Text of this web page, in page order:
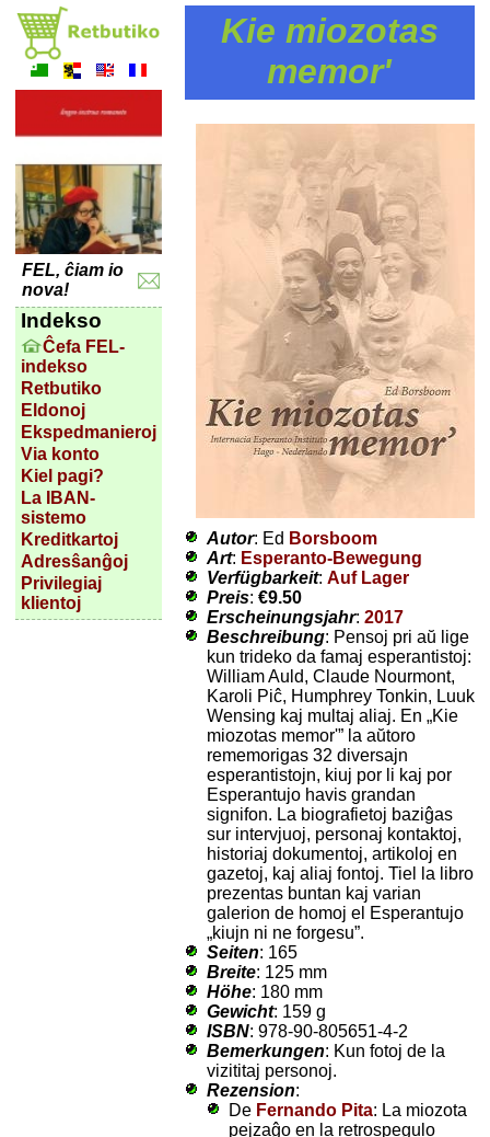
FEL, ĉiam io
nova!
Indekso
Ĉefa FEL-
indekso
Retbutiko
Eldonoj
Ekspedmanieroj
Via konto
Kiel pagi?
La IBAN-
sistemo
Kreditkartoj
Adresŝanĝoj
Privilegiaj
klientoj
Kie miozotas
memor'
Autor: Ed Borsboom
Art: Esperanto-Bewegung
Verfügbarkeit: Auf Lager
Preis: €9.50
Erscheinungsjahr: 2017
Beschreibung: Pensoj pri aŭ lige
kun trideko da famaj esperantistoj:
William Auld, Claude Nourmont,
Karoli Piĉ, Humphrey Tonkin, Luuk
Wensing kaj multaj aliaj. En „Kie
miozotas memor'” la aŭtoro
rememorigas 32 diversajn
esperantistojn, kiuj por li kaj por
Esperantujo havis grandan
signifon. La biografietoj baziĝas
sur intervjuoj, personaj kontaktoj,
historiaj dokumentoj, artikoloj en
gazetoj, kaj aliaj fontoj. Tiel la libro
prezentas buntan kaj varian
galerion de homoj el Esperantujo
„kiujn ni ne forgesu”.
Seiten: 165
Breite: 125 mm
Höhe: 180 mm
Gewicht: 159 g
ISBN: 978-90-805651-4-2
Bemerkungen: Kun fotoj de la
vizititaj personoj.
Rezension:
De Fernando Pita: La miozota
pejzaĝo en la retrospegulo